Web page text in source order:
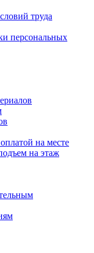
труда
персональных
на месте
на этаж